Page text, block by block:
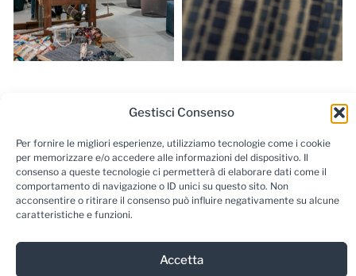
Gestisci Consenso
Per fornire le migliori esperienze, utilizziamo tecnologie come i cookie
per memorizzare e/o accedere alle informazioni del dispositivo. Il
consenso a queste tecnologie ci permetterà di elaborare dati come il
comportamento di navigazione o ID unici su questo sito. Non
acconsentire o ritirare il consenso può influire negativamente su alcune
caratteristiche e funzioni.
Accetta
Newsletter